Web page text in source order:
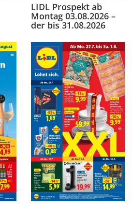
LIDL Prospekt ab
Montag 03.08.2026 –
der bis 31.08.2026